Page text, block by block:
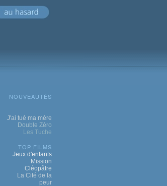
NOUVEAUTÉS
J'ai tué ma mère
Double Zéro
Les Tuche
TOP FILMS
Jeux d'enfants
Mission
Cléopâtre
La Cité de la
peur